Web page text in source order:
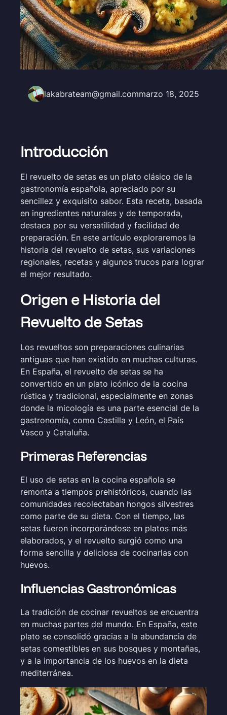
lakabrateam@gmail.commarzo 18, 2025
Introducción
El revuelto de setas es un plato clásico de la
gastronomía española, apreciado por su
sencillez y exquisito sabor. Esta receta, basada
en ingredientes naturales y de temporada,
destaca por su versatilidad y facilidad de
preparación. En este artículo exploraremos la
historia del revuelto de setas, sus variaciones
regionales, recetas y algunos trucos para lograr
el mejor resultado.
Origen e Historia del
Revuelto de Setas
Los revueltos son preparaciones culinarias
antiguas que han existido en muchas culturas.
En España, el revuelto de setas se ha
convertido en un plato icónico de la cocina
rústica y tradicional, especialmente en zonas
donde la micología es una parte esencial de la
gastronomía, como Castilla y León, el País
Vasco y Cataluña.
Primeras Referencias
El uso de setas en la cocina española se
remonta a tiempos prehistóricos, cuando las
comunidades recolectaban hongos silvestres
como parte de su dieta. Con el tiempo, las
setas fueron incorporándose en platos más
elaborados, y el revuelto surgió como una
forma sencilla y deliciosa de cocinarlas con
huevos.
Influencias Gastronómicas
La tradición de cocinar revueltos se encuentra
en muchas partes del mundo. En España, este
plato se consolidó gracias a la abundancia de
setas comestibles en sus bosques y montañas,
y a la importancia de los huevos en la dieta
mediterránea.